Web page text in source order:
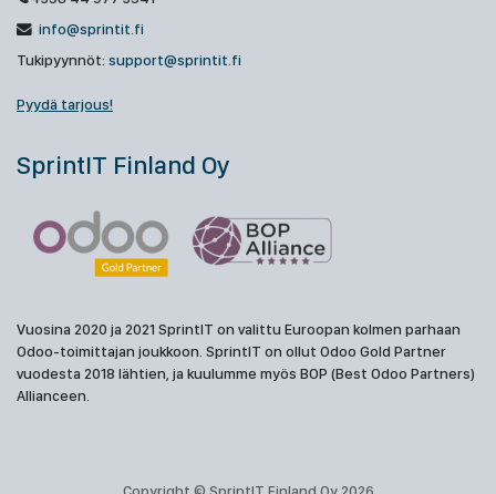
info@sprintit.fi
Tukipyynnöt: support@sprintit.fi
Pyydä tarjous!
SprintIT Finland Oy
Vuosina 2020 ja 2021 SprintIT on valittu Euroopan kolmen parhaan
Odoo-toimittajan joukkoon. SprintIT on ollut Odoo Gold Partner
vuodesta 2018 lähtien, ja kuulumme myös BOP (Best Odoo Partners)
Allianceen.
Copyright © SprintIT Finland Oy 2026